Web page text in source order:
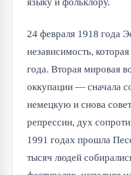
языку и фольклору.
24 февраля 1918 года
независимость,
года. Вторая мировая
оккупации — сначала
немецкую и снова
репрессии, дух
1991 годах прошла
тысяч людей